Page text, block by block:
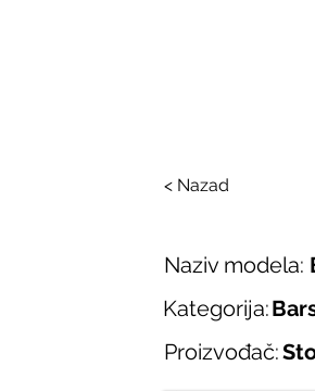
< Nazad
Naziv modela:
Kategorija:
Proizvođač: